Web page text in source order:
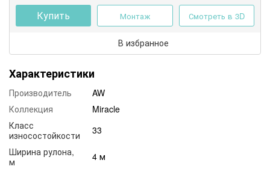
Купить Монтаж Смотреть в 3D
В избранное
Характеристики
Производитель
AW
Коллекция
Miracle
Класс
износостойкости
33
Ширина рулона,
м
4 м